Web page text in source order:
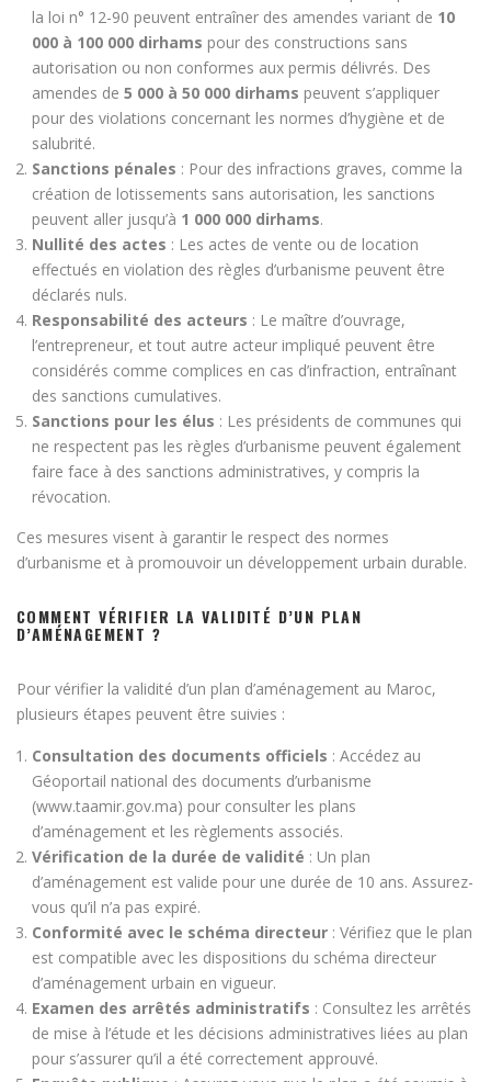
la loi n° 12-90 peuvent entraîner des amendes variant de 10
000 à 100 000 dirhams pour des constructions sans
autorisation ou non conformes aux permis délivrés. Des
amendes de 5 000 à 50 000 dirhams peuvent s’appliquer
pour des violations concernant les normes d’hygiène et de
salubrité.
Sanctions pénales : Pour des infractions graves, comme la
création de lotissements sans autorisation, les sanctions
peuvent aller jusqu’à 1 000 000 dirhams.
Nullité des actes : Les actes de vente ou de location
effectués en violation des règles d’urbanisme peuvent être
déclarés nuls.
Responsabilité des acteurs : Le maître d’ouvrage,
l’entrepreneur, et tout autre acteur impliqué peuvent être
considérés comme complices en cas d’infraction, entraînant
des sanctions cumulatives.
Sanctions pour les élus : Les présidents de communes qui
ne respectent pas les règles d’urbanisme peuvent également
faire face à des sanctions administratives, y compris la
révocation.
Ces mesures visent à garantir le respect des normes
d’urbanisme et à promouvoir un développement urbain durable.
COMMENT VÉRIFIER LA VALIDITÉ D’UN PLAN
D’AMÉNAGEMENT ?
Pour vérifier la validité d’un plan d’aménagement au Maroc,
plusieurs étapes peuvent être suivies :
Consultation des documents officiels : Accédez au
Géoportail national des documents d’urbanisme
(www.taamir.gov.ma) pour consulter les plans
d’aménagement et les règlements associés.
Vérification de la durée de validité : Un plan
d’aménagement est valide pour une durée de 10 ans. Assurez-
vous qu’il n’a pas expiré.
Conformité avec le schéma directeur : Vérifiez que le plan
est compatible avec les dispositions du schéma directeur
d’aménagement urbain en vigueur.
Examen des arrêtés administratifs : Consultez les arrêtés
de mise à l’étude et les décisions administratives liées au plan
pour s’assurer qu’il a été correctement approuvé.